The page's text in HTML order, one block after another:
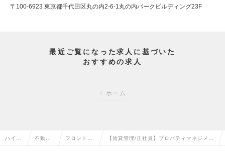
〒100-6923 東京都千代田区丸の内2-6-1丸の内パークビルディング23F
最近ご覧になった求人に基づいた
おすすめの求人
ホーム
ハイク 不動産 フロント・ 【賃貸管理/正社員】プロパティマネジメン